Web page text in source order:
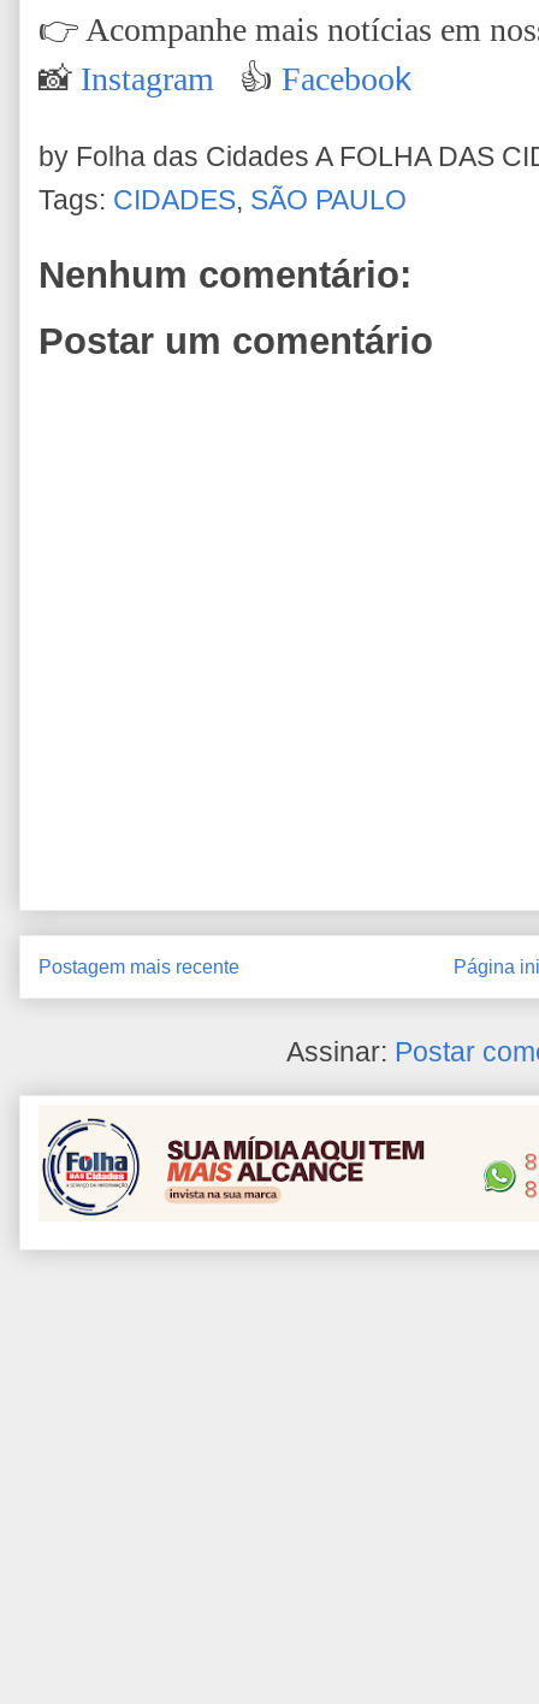
👉 Acompanhe mais notícias em
📸 Instagram 👍 Facebook
by Folha das Cidades A FOLHA DAS
Tags: CIDADES, SÃO PAULO
Nenhum comentário:
Postar um comentário
Postagem mais recente Página
Assinar: Postar